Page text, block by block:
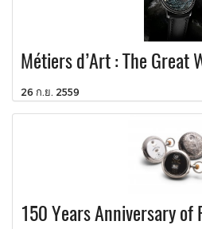
Métiers d’Art : The Great
26 ก.ย. 2559
150 Years Anniversary of